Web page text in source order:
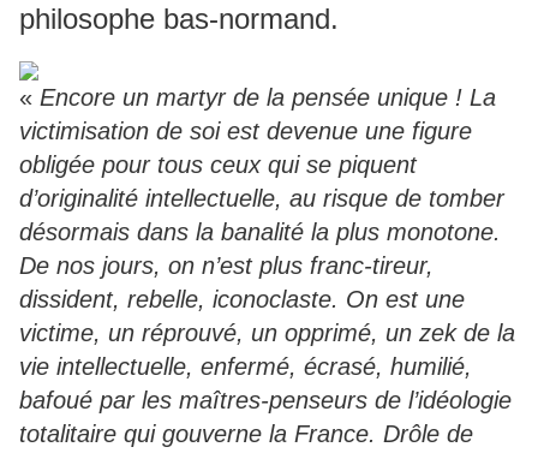
philosophe bas-normand.
« Encore un martyr de la pensée unique ! La
victimisation de soi est devenue une figure
obligée pour tous ceux qui se piquent
d’originalité intellectuelle, au risque de tomber
désormais dans la banalité la plus monotone.
De nos jours, on n’est plus franc-tireur,
dissident, rebelle, iconoclaste. On est une
victime, un réprouvé, un opprimé, un zek de la
vie intellectuelle, enfermé, écrasé, humilié,
bafoué par les maîtres-penseurs de l’idéologie
totalitaire qui gouverne la France. Drôle de